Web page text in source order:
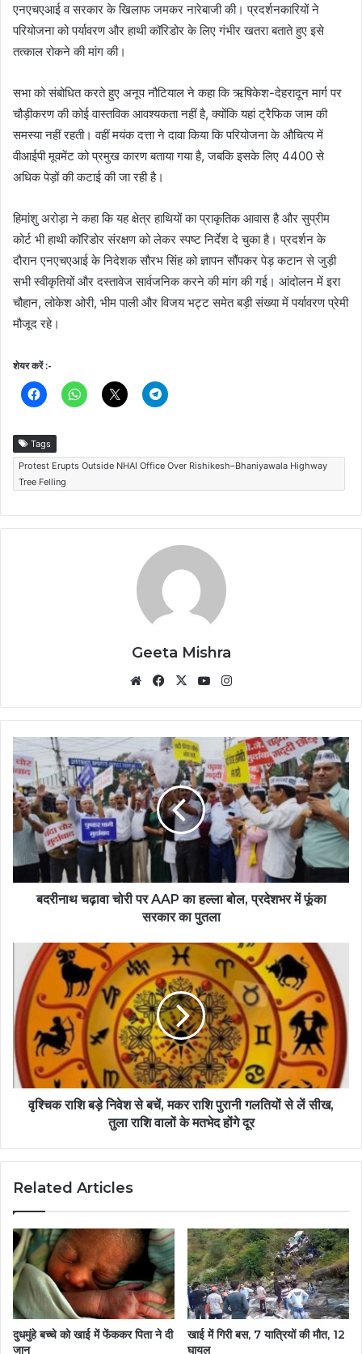
एनएचएआई व सरकार के खिलाफ जमकर नारेबाजी की। प्रदर्शनकारियों ने
परियोजना को पर्यावरण और हाथी कॉरिडोर के लिए गंभीर खतरा बताते हुए इसे
तत्काल रोकने की मांग की।
सभा को संबोधित करते हुए अनूप नौटियाल ने कहा कि ऋषिकेश-देहरादून मार्ग पर
चौड़ीकरण की कोई वास्तविक आवश्यकता नहीं है, क्योंकि यहां ट्रैफिक जाम की
समस्या नहीं रहती। वहीं मयंक दत्ता ने दावा किया कि परियोजना के औचित्य में
वीआईपी मूवमेंट को प्रमुख कारण बताया गया है, जबकि इसके लिए 4400 से
अधिक पेड़ों की कटाई की जा रही है।
हिमांशु अरोड़ा ने कहा कि यह क्षेत्र हाथियों का प्राकृतिक आवास है और सुप्रीम
कोर्ट भी हाथी कॉरिडोर संरक्षण को लेकर स्पष्ट निर्देश दे चुका है। प्रदर्शन के
दौरान एनएचएआई के निदेशक सौरभ सिंह को ज्ञापन सौंपकर पेड़ कटान से जुड़ी
सभी स्वीकृतियों और दस्तावेज सार्वजनिक करने की मांग की गई। आंदोलन में इरा
चौहान, लोकेश ओरी, भीम पाली और विजय भट्ट समेत बड़ी संख्या में पर्यावरण प्रेमी
मौजूद रहे।
शेयर करें :-
Tags
Protest Erupts Outside NHAI Office Over Rishikesh–Bhaniyawala Highway
Tree Felling
Geeta Mishra
WebsiteFacebook
X YouTube
बदरीनाथ चढ़ावा चोरी पर AAP का हल्ला बोल, प्रदेशभर में फूंका
सरकार का पुतला
वृश्चिक राशि बड़े निवेश से बचें, मकर राशि पुरानी गलतियों से लें सीख,
तुला राशि वालों के मतभेद होंगे दूर
Related Articles
दुधमुंहे बच्चे को खाई में फेंककर पिता ने दी
जान
खाई में गिरी बस, 7 यात्रियों की मौत, 12
घायल